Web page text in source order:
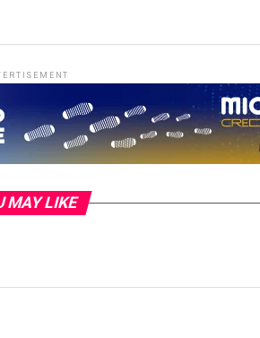
MAY LIKE